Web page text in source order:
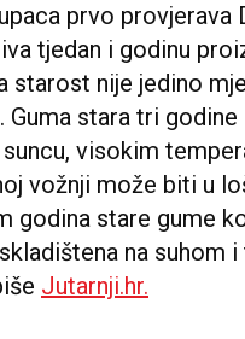
prvo provjerava
tjedan i godinu
starost nije jedino
Guma stara tri godine
visokim
vožnji može biti u
godina stare gume
na suhom
Jutarnji.hr.